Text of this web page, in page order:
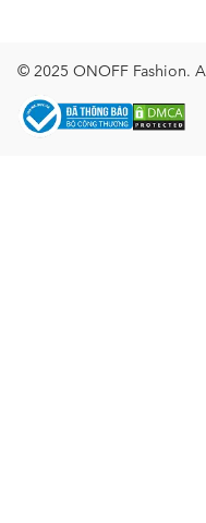
© 2025 ONOFF Fashion.